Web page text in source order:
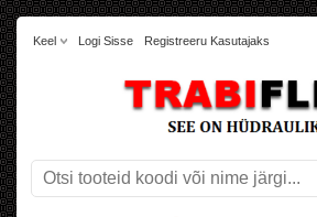
Keel Logi Sisse Registreeru Kasutajaks